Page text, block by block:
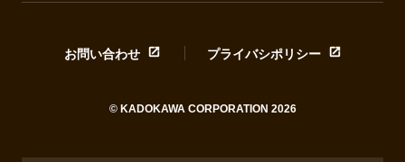
お問い合わせ プライバシポリシー
© KADOKAWA CORPORATION 2026